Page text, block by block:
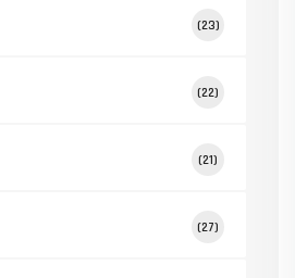
(23)
(22)
(21)
(27)